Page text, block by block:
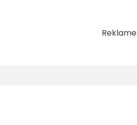
Reklame